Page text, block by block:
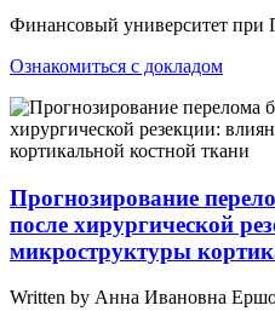
Финансовый университет при
Ознакомиться с докладом
Прогнозирование
после хирургической
микроструктуры
Written by Анна Ивановна